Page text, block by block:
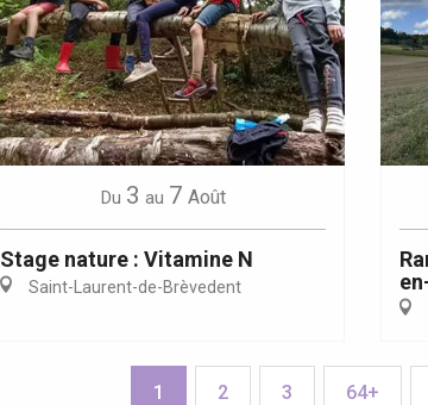
Du 3 au 7 Août
Stage nature : Vitamine N
Saint-Laurent-de-Brèvedent
1 2 3 64+